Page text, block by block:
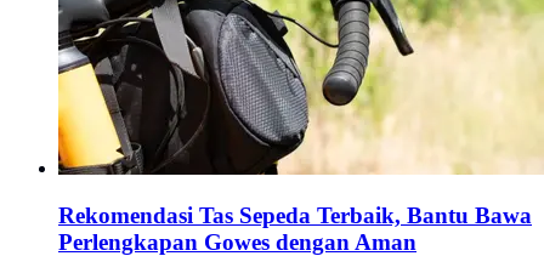
Rekomendasi Tas Sepeda Terbaik, Bantu Bawa
Perlengkapan Gowes dengan Aman